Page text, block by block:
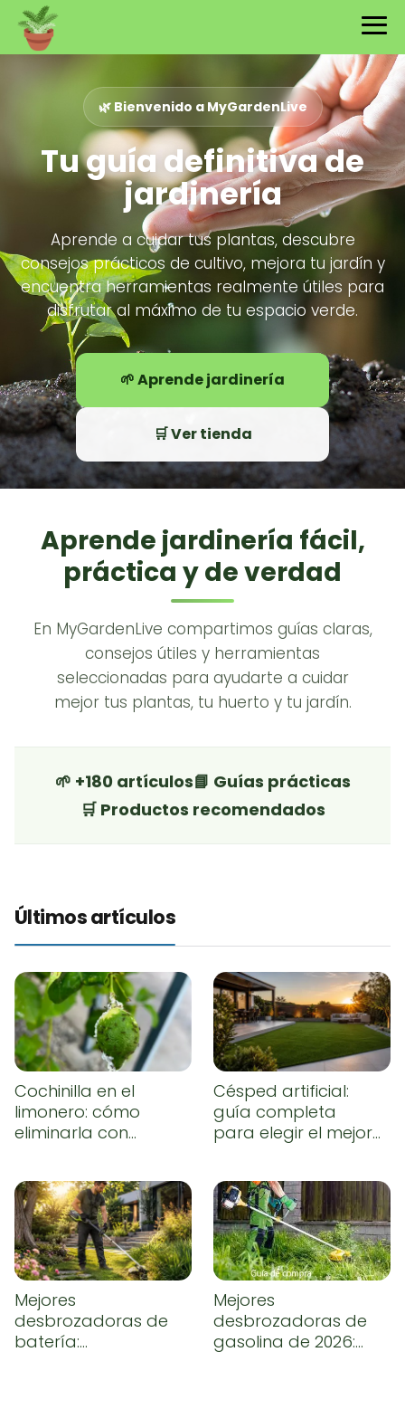
🌿 Bienvenido a MyGardenLive
Tu guía definitiva de
jardinería
Aprende a cuidar tus plantas, descubre
consejos prácticos de cultivo, mejora tu jardín y
encuentra herramientas realmente útiles para
disfrutar al máximo de tu espacio verde.
🌱 Aprende jardinería
🛒 Ver tienda
Aprende jardinería fácil,
práctica y de verdad
En MyGardenLive compartimos guías claras,
consejos útiles y herramientas
seleccionadas para ayudarte a cuidar
mejor tus plantas, tu huerto y tu jardín.
🌱 +180 artículos📘 Guías prácticas
🛒 Productos recomendados
Últimos artículos
Cochinilla en el
limonero: cómo
eliminarla con
Césped artificial:
guía completa
para elegir el mejor,
conseguir un
resultado natural
Mejores
desbrozadoras de
batería:
Mejores
desbrozadoras de
gasolina de 2026: